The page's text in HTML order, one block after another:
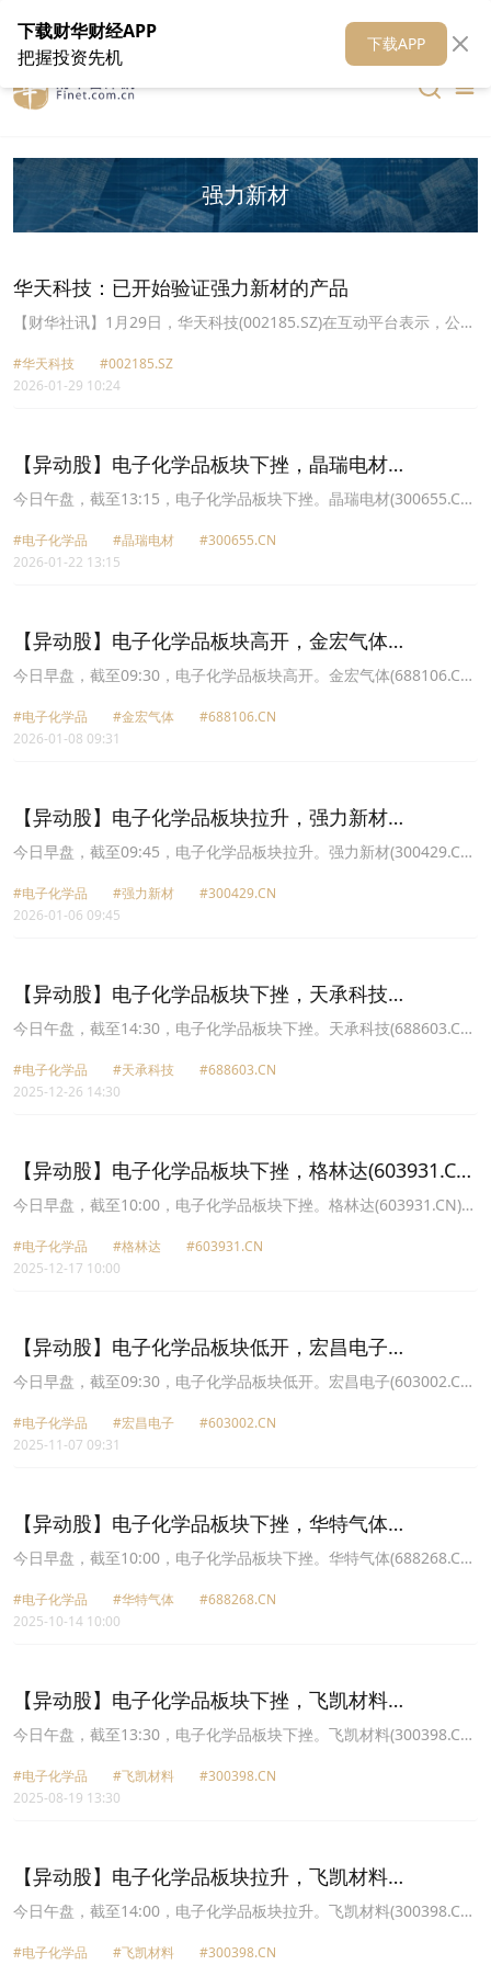
在线客服 关于我们 财华媒体矩阵 财华智库
强力新材
华天科技：已开始验证强力新材的产品
【财华社讯】1月29日，华天科技(002185.SZ)在互动平台表示，公司
#华天科技
#002185.SZ
2026-01-29 10:24
【异动股】电子化学品板块下挫，晶瑞电材
(300655.CN)跌8.87%
今日午盘，截至13:15，电子化学品板块下挫。晶瑞电材(300655.CN)
体(688548.CN)跌6.10%报21.86元，南大光电(300346.CN)跌4.86%
报58.2元，上海新阳(300236.CN)跌4.67%报80.66元，飞凯材料
#电子化学品 #晶瑞电材
#300655.CN
2026-01-22 13:15
【异动股】电子化学品板块高开，金宏气体
(688106.CN)涨15.47%
今日早盘，截至09:30，电子化学品板块高开。金宏气体(688106.CN)
中船特气(688146.CN)涨6.70%报47.79元，南大光电(300346.CN)涨
6.09%报58.55元，晶瑞电材(300655.CN)涨4.33%报20.02元，上海
#电子化学品 #金宏气体
#688106.CN
2026-01-08 09:31
【异动股】电子化学品板块拉升，强力新材
(300429.CN)涨16.42%
今日早盘，截至09:45，电子化学品板块拉升。强力新材(300429.CN)
集科技(688019.CN)涨5.16%报238.72元，晶瑞电材(300655.CN)涨
4.26%报17.37元，金宏气体(688106.CN)涨4.24%报21.15元，雅克
#电子化学品 #强力新材
#300429.CN
2026-01-06 09:45
【异动股】电子化学品板块下挫，天承科技
(688603.CN)跌3.67%
今日午盘，截至14:30，电子化学品板块下挫。天承科技(688603.CN)
新阳(300236.CN)跌3.21%报63.96元，晶瑞电材(300655.CN)跌
3.13%报17.02元，西陇科学(002584.CN)跌2.92%报9.31元，三孚新
#电子化学品 #天承科技
#688603.CN
2025-12-26 14:30
【异动股】电子化学品板块下挫，格林达(603931.CN)
跌7.95%
今日早盘，截至10:00，电子化学品板块下挫。格林达(603931.CN)跌
光(300576.CN)跌5.77%报40.34元，强力新材(300429.CN)跌4.45%
报13.95元，南大光电(300346.CN)跌4.44%报45.59元，广信材料
#电子化学品 #格林达
#603931.CN
2025-12-17 10:00
【异动股】电子化学品板块低开，宏昌电子
(603002.CN)跌2.66%
今日早盘，截至09:30，电子化学品板块低开。宏昌电子(603002.CN)
电材(300655.CN)跌2.31%报16.5元，飞凯材料(300398.CN)跌2.12%
报22.62元，上海新阳(300236.CN)跌2.10%报55.01元，安集科技
#电子化学品 #宏昌电子
#603002.CN
2025-11-07 09:31
【异动股】电子化学品板块下挫，华特气体
(688268.CN)跌5.01%
今日早盘，截至10:00，电子化学品板块下挫。华特气体(688268.CN)
龙股份(300054.CN)跌3.53%报37.18元，强力新材(300429.CN)跌
2.93%报15.22元，飞凯材料(300398.CN)跌2.53%报25.77元，天承
#电子化学品 #华特气体
#688268.CN
2025-10-14 10:00
【异动股】电子化学品板块下挫，飞凯材料
(300398.CN)跌4.06%
今日午盘，截至13:30，电子化学品板块下挫。飞凯材料(300398.CN)
特气体(688268.CN)跌2.59%报59.91元，晶瑞电材(300655.CN)跌
2.58%报11.7元，西陇科学(002584.CN)跌2.39%报9.41元，同宇新
#电子化学品 #飞凯材料
#300398.CN
2025-08-19 13:30
【异动股】电子化学品板块拉升，飞凯材料
(300398.CN)涨10.85%
今日午盘，截至14:00，电子化学品板块拉升。飞凯材料(300398.CN)
船特气(688146.CN)涨7.36%报37.78元，强力新材(300429.CN)涨
#电子化学品 #飞凯材料
#300398.CN
下载财华财经APP
把握投资先机
下载APP